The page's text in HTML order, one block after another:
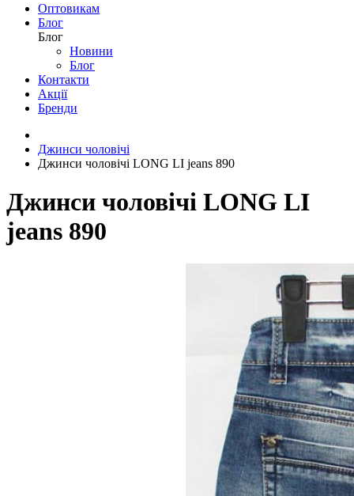
Оптовикам
Блог
Блог
Новини
Блог
Контакти
Акції
Бренди
Джинси чоловічі
Джинси чоловічі LONG LI jeans 890
Джинси чоловічі LONG LI
jeans 890